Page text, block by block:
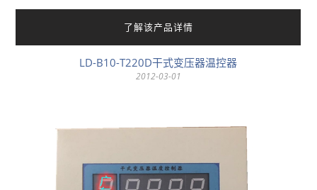
了解该产品详情
LD-B10-T220D干式变压器温控器
2012-03-01